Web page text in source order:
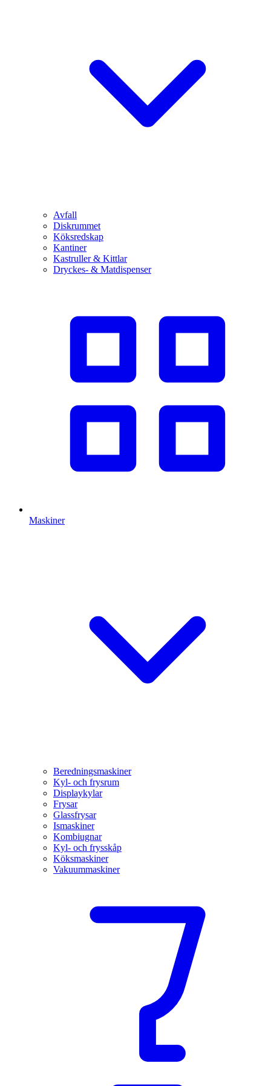
Avfall
Diskrummet
Köksredskap
Kantiner
Kastruller & Kittlar
Dryckes- & Matdispenser
Maskiner
Beredningsmaskiner
Kyl- och frysrum
Displaykylar
Frysar
Glassfrysar
Ismaskiner
Kombiugnar
Kyl- och frysskåp
Köksmaskiner
Vakuummaskiner